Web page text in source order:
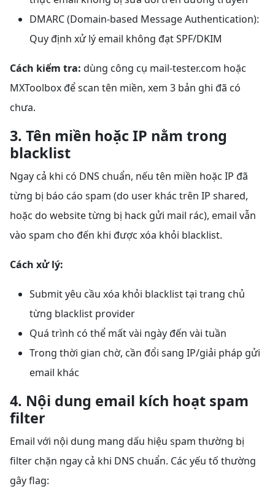
DMARC (Domain-based Message Authentication):
Quy định xử lý email không đạt SPF/DKIM
Cách kiểm tra: dùng công cụ mail-tester.com hoặc
MXToolbox để scan tên miền, xem 3 bản ghi đã có
chưa.
3. Tên miền hoặc IP nằm trong
blacklist
Ngay cả khi có DNS chuẩn, nếu tên miền hoặc IP đã
từng bị báo cáo spam (do user khác trên IP shared,
hoặc do website từng bị hack gửi mail rác), email vẫn
vào spam cho đến khi được xóa khỏi blacklist.
Cách xử lý:
Submit yêu cầu xóa khỏi blacklist tại trang chủ
từng blacklist provider
Quá trình có thể mất vài ngày đến vài tuần
Trong thời gian chờ, cần đổi sang IP/giải pháp gửi
email khác
4. Nội dung email kích hoạt spam
filter
Email với nội dung mang dấu hiệu spam thường bị
filter chặn ngay cả khi DNS chuẩn. Các yếu tố thường
gây flag: